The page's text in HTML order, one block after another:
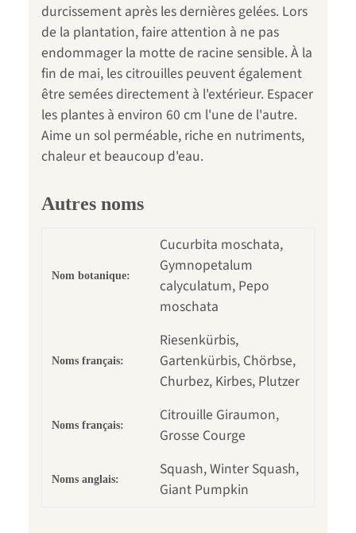
durcissement après les dernières gelées. Lors
de la plantation, faire attention à ne pas
endommager la motte de racine sensible. À la
fin de mai, les citrouilles peuvent également
être semées directement à l'extérieur. Espacer
les plantes à environ 60 cm l'une de l'autre.
Aime un sol perméable, riche en nutriments,
chaleur et beaucoup d'eau.
Autres noms
Nom botanique:
Cucurbita moschata,
Gymnopetalum
calyculatum, Pepo
moschata
Noms français:
Riesenkürbis,
Gartenkürbis, Chörbse,
Churbez, Kirbes, Plutzer
Noms français:
Citrouille Giraumon,
Grosse Courge
Noms anglais:
Squash, Winter Squash,
Giant Pumpkin